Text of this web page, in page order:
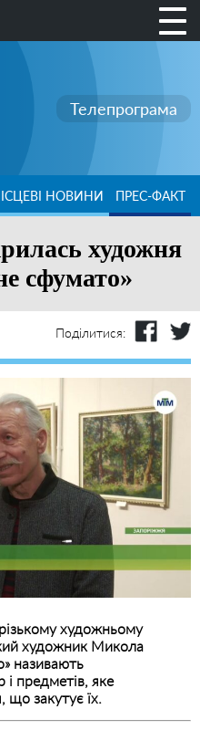
Телепрограма
НОВИНИ ПРЕС-ФАКТ
художня
сфумато»
Поділитися:
художньому
художник Микола
називають
і предметів, яке
що закутує їх.